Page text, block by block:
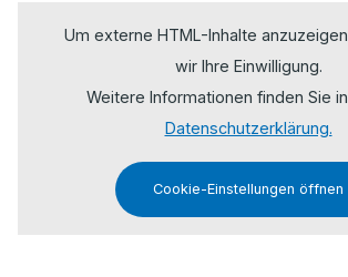
Um externe HTML-Inhalte
wir Ihre Einwilligung.
Weitere Informationen finden Sie
Datenschutzerklärung.
Cookie-Einstellungen öffnen